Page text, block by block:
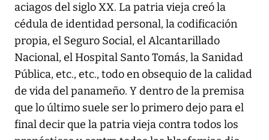
aciagos del siglo XX. La patria vieja creó la
cédula de identidad personal, la codificación
propia, el Seguro Social, el Alcantarillado
Nacional, el Hospital Santo Tomás, la Sanidad
Pública, etc., etc., todo en obsequio de la calidad
de vida del panameño. Y dentro de la premisa
que lo último suele ser lo primero dejo para el
final decir que la patria vieja contra todos los